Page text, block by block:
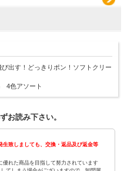
出す！どっきりポン！ソフトクリー
4色アソート
お読み下さい。
生致しましても、交換・返品及び返金等
れた商品を目指して努力されています